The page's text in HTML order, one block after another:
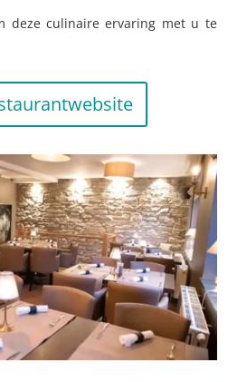
deze culinaire ervaring met u te